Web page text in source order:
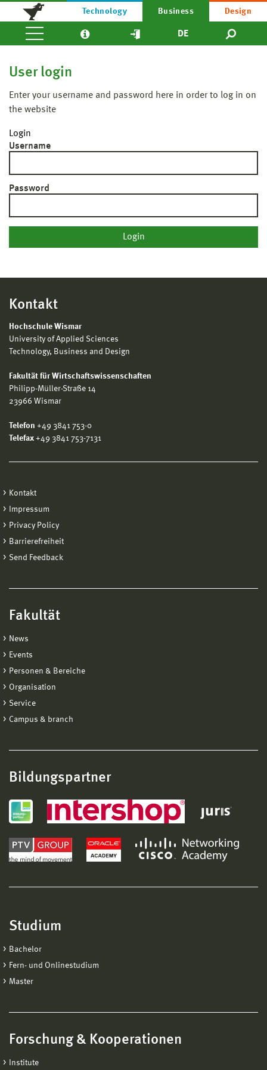
Technology Business Design
DE
User login
Enter your username and password here in order to log in on
the website
Login
Username
Password
Kontakt
Hochschule Wismar
University of Applied Sciences
Technology, Business and Design
Fakultät für Wirtschaftswissenschaften
Philipp-Müller-Straße 14
23966 Wismar
Telefon +49 3841 753-0
Telefax +49 3841 753-7131
Kontakt
Impressum
Privacy Policy
Barrierefreiheit
Send Feedback
Fakultät
News
Events
Personen & Bereiche
Organisation
Service
Campus & branch
Bildungspartner
Studium
Bachelor
Fern- und Onlinestudium
Master
Forschung & Kooperationen
Institute